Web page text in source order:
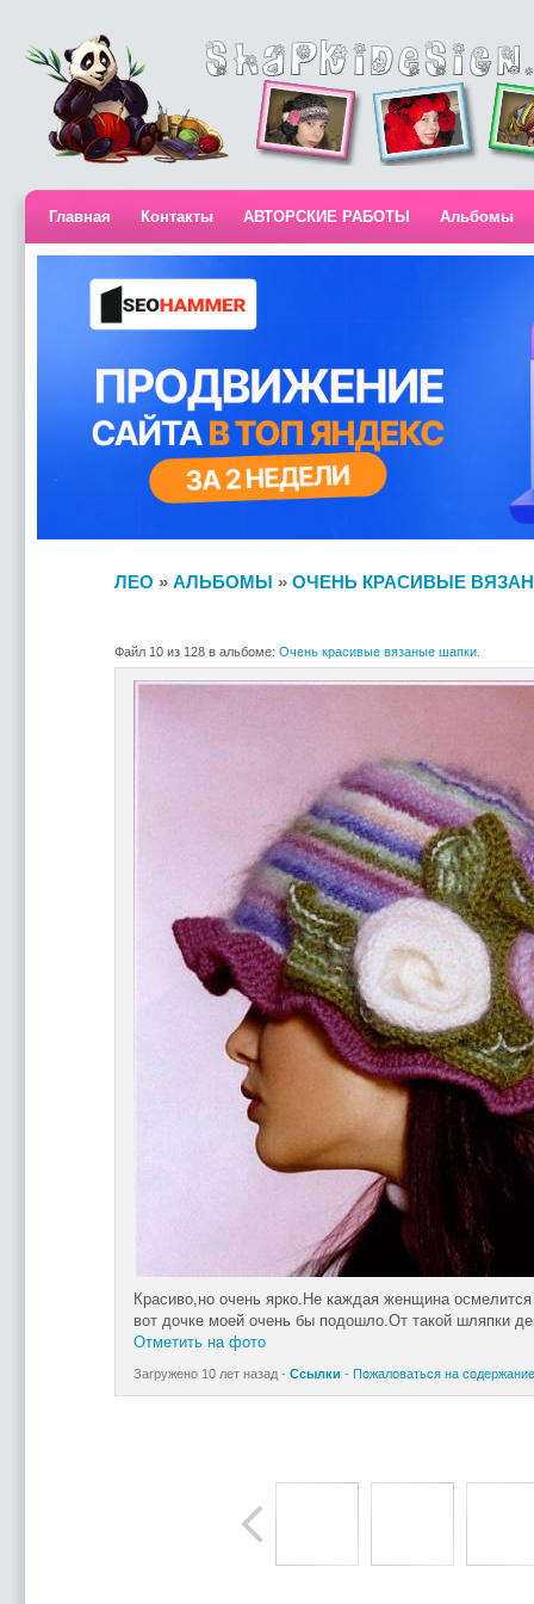
Главная Контакты АВТОРСКИЕ РАБОТЫ Альбомы
ЛЕО » АЛЬБОМЫ » ОЧЕНЬ КРАСИВЫЕ
Файл 10 из 128 в альбоме: Очень красивые вязаные шапки.
Красиво,но очень ярко.Не каждая женщина
вот дочке моей очень бы подошло.От такой шляпки
Отметить на фото
Загружено 10 лет назад - Ссылки - Пожаловаться на содержание